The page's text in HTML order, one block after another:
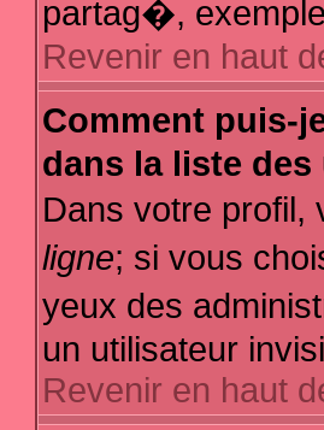
partag�,
Revenir en haut
Comment puis-
dans la liste
Dans votre
ligne; si vous
yeux des
un utilisateur
Revenir en haut